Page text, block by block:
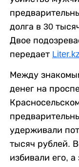
долга в 30
Двое
передает Liter.kz
Между
денег на
удерживали
тысяч рублей.
избивали его,